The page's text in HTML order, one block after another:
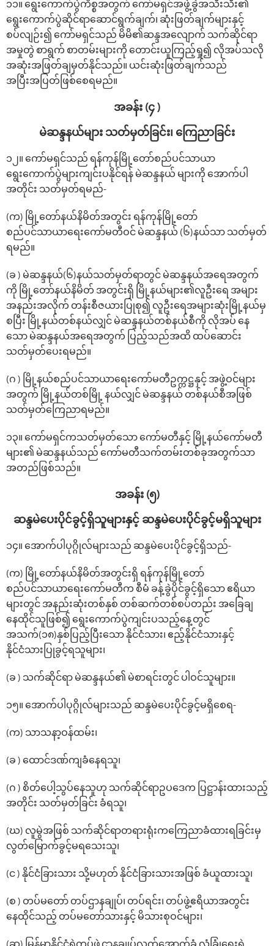
၁၁။ ရွေးကောက်ပွဲကိစ္စအတွက် ကော်မရှင်အဖွဲ့ခွဲအသီးသီး၏
ရွေးကောက်ပွဲဆိုင်ရာဆောင်ရွက်ချက်၊ ဆုံးဖြတ်ချက်များနှင့်
စပ်လျဉ်း၍ ကော်မရှင်သည် မိမိ၏ဆန္ဒအလျောက် သက်ဆိုင်ရာ
အမှုတွဲ စာရွက် စာတမ်းများကို တောင်းယူကြည့်ရှု၍ လိုအပ်သလို
အဆုံးအဖြတ်ချမှတ်နိုင်သည်။ ယင်းဆုံးဖြတ်ချက်သည်
အပြီးအပြတ်ဖြစ်စေရမည်။
အခန်း (၄ )
မဲဆန္ဒနယ်များ သတ်မှတ်ခြင်း၊ ‌ကြေညာခြင်း
၁၂။ ကော်မရှင်သည် ရန်ကုန်မြို့တော်စည်ပင်သာယာ
ရွေးကောက်ပွဲများကျင်းပနိုင်ရန် မဲဆန္ဒနယ် များကို အောက်ပါ
အတိုင်း သတ်မှတ်ရမည်-
(က) မြို့တော်နယ်နိမိတ်အတွင်း ရန်ကုန်မြို့တော်
စည်ပင်သာယာရေးကော်မတီဝင် မဲဆန္ဒနယ် (၆)နယ်သာ သတ်မှတ်
ရမည်။
(ခ ) မဲဆန္ဒနယ်(၆)နယ်သတ်မှတ်ရာတွင် မဲဆန္ဒနယ်အရေအတွက်
ကို မြို့တော်နယ်နိမိတ် အတွင်းရှိ မြို့နယ်များ၏လူဦးရေ အများ
အနည်းအလိုက် တန်းစီဇယားပြုစု၍ လူဦးရေအများဆုံးမြို့နယ်မှ
စပြီး မြို့နယ်တစ်နယ်လျှင် မဲဆန္ဒနယ်တစ်နယ်စီကို လိုအပ် နေ
သော မဲဆန္ဒနယ်အရေအတွက် ပြည့်သည်အထိ ထပ်ဆောင်း
သတ်မှတ်ပေးရမည်။
(ဂ ) မြို့နယ်စည်ပင်သာယာရေးကော်မတီဥက္ကဋ္ဌနှင့် အဖွဲ့ဝင်များ
အတွက် မြို့နယ်တစ်မြို့ နယ်လျှင် မဲဆန္ဒနယ် တစ်နယ်စီအဖြစ်
သတ်မှတ်ကြေညာရမည်။
၁၃။ ကော်မရှင်ကသတ်မှတ်သော ကော်မတီနှင့် မြို့နယ်ကော်မတီ
များ၏ မဲဆန္ဒနယ်သည် ကော်မတီသက်တမ်းတစ်ခုအတွက်သာ
အတည်ဖြစ်သည်။
အခန်း (၅)
ဆန္ဒမဲ‌ပေးပိုင်ခွင့်ရှိသူများနှင့် ဆန္ဒမဲ‌ပေးပိုင်ခွင့်မရှိသူများ
၁၄။ ‌အောက်ပါပုဂ္ဂိုလ်များသည် ဆန္ဒမဲ‌ပေးပိုင်ခွင့်ရှိသည်-
(က) မြို့တော်နယ်နိမိတ်အတွင်းရှိ ရန်ကုန်မြို့တော်
စည်ပင်သာယာရေးကော်မတီက စီမံ ခန့်ခွဲပိုင်ခွင့်ရှိသော ဧရိယာ
များတွင် အနည်းဆုံးတစ်နှစ် တစ်ဆက်တစ်စပ်တည်း အခြေချ
နေထိုင်သူဖြစ်၍ ရွေးကောက်ပွဲကျင်းပသည့်နေ့တွင်
အသက်(၁၈)နှစ်ပြည့်ပြီးသော နိုင်ငံသား၊ ဧည့်နိုင်ငံသားနှင့်
နိုင်ငံသားပြုခွင့်ရသူများ၊
(ခ ) သက်ဆိုင်ရာ မဲဆန္ဒနယ်၏ မဲစာရင်းတွင် ပါဝင်သူများ။
၁၅။ ‌အောက်ပါပုဂ္ဂိုလ်များသည် ဆန္ဒမဲ‌ပေးပိုင်ခွင့်မရှိ‌စေရ-
(က) သာသနာ့ဝန်ထမ်း၊
(ခ ) ‌ထောင်ဒဏ်ကျခံ‌နေရသူ၊
(ဂ ) စိတ်‌ပေါ့သွပ်‌နေသူဟု သက်ဆိုင်ရာဥပ‌ဒေက ပြဋ္ဌာန်းထားသည့်
အတိုင်း သတ်မှတ်ခြင်း ခံရသူ၊
(ဃ) လူမွဲအဖြစ် သက်ဆိုင်ရာတရားရုံးက‌ကြေညာခံထားရခြင်းမှ
လွတ်‌မြောက်ခွင့်မရ‌သေးသူ၊
(င ) နိုင်ငံခြားသား သို့မဟုတ် နိုင်ငံခြားသားအဖြစ် ခံယူထားသူ၊
(စ ) တပ်မတော် တပ်ဌာနချုပ်၊ တပ်ရင်း၊ တပ်ဖွဲ့ဧရိယာအတွင်း
နေထိုင်သည့် တပ်မတော်သားနှင့် မိသားစုဝင်များ၊